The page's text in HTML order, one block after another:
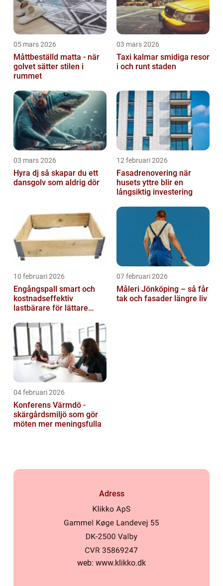
05 mars 2026
Måttbeställd matta - när
golvet sätter stilen i
rummet
03 mars 2026
Taxi kalmar smidiga resor
i och runt staden
03 mars 2026
Hyra dj så skapar du ett
dansgolv som aldrig dör
12 februari 2026
Fasadrenovering när
husets yttre blir en
långsiktig investering
10 februari 2026
Engångspall smart och
kostnadseffektiv
lastbärare för lättare
07 februari 2026
Måleri Jönköping – så får
tak och fasader längre liv
04 februari 2026
Konferens Värmdö -
skärgårdsmiljö som gör
möten mer meningsfulla
Adress
web: www.klikko.dk